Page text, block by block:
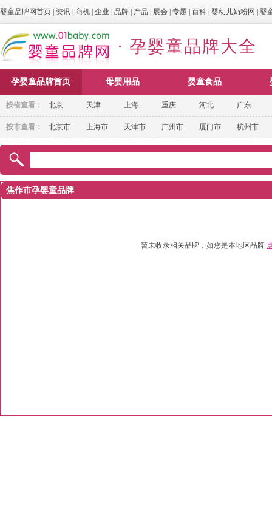
婴童品牌网首页 资讯 商机 企业 品牌 产品 展会 专题 百科 婴幼儿奶粉网 婴
· 孕婴童品牌大全
孕婴童品牌首页 母婴用品 婴童食品
北京 天津 上海 重庆 河北 广东
按省查看：
北京市 上海市 天津市 广州市 厦门市 杭州市
按市查看：
焦作市孕婴童品牌
暂未收录相关品牌，如您是本地区品牌